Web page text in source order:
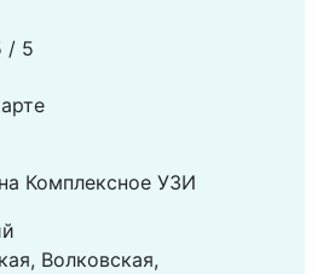
/ 5
Комплексное УЗИ
Волковская,